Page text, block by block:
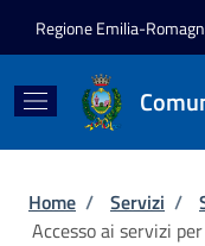
Regione Emilia-
Briciole di
Home / Servizi /
Accesso ai servizi